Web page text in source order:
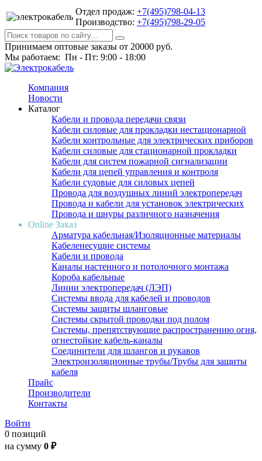
Отдел продаж: +7(495)798-04-13
Производство: +7(495)798-29-05
Принимаем оптовые заказы от 20000 руб.
Мы работаем: Пн - Пт: 9:00 - 18:00
Компания
Новости
Каталог
Кабели и провода передачи связи
Кабели силовые для прокладки нестационарной
Кабели контрольные для электрических приборов
Кабели силовые для стационарной прокладки
Кабели для систем пожарной сигнализации
Кабели для цепей управления и контроля
Кабели судовые для силовых цепей
Провода для воздушных линий электропередач
Провода и кабели для установок электрических
Провода и шнуры различного назначения
Online Заказ
Арматура кабельная/Изоляционные материалы
Кабеленесущие системы
Кабели и провода
Каналы настенного и потолочного монтажа
Короба кабельные
Линии электропередач (ЛЭП)
Системы ввода для кабелей и проводов
Системы защиты шланговые
Системы скрытой проводки под полом
Системы, препятствующие распространению огня,
огнестойкие кабель-каналы
Соединители для шлангов и рукавов
Электроизоляционные трубы/Трубы для защиты
кабеля
Прайс
Производители
Контакты
Войти
0 позиций
на сумму 0 ₽